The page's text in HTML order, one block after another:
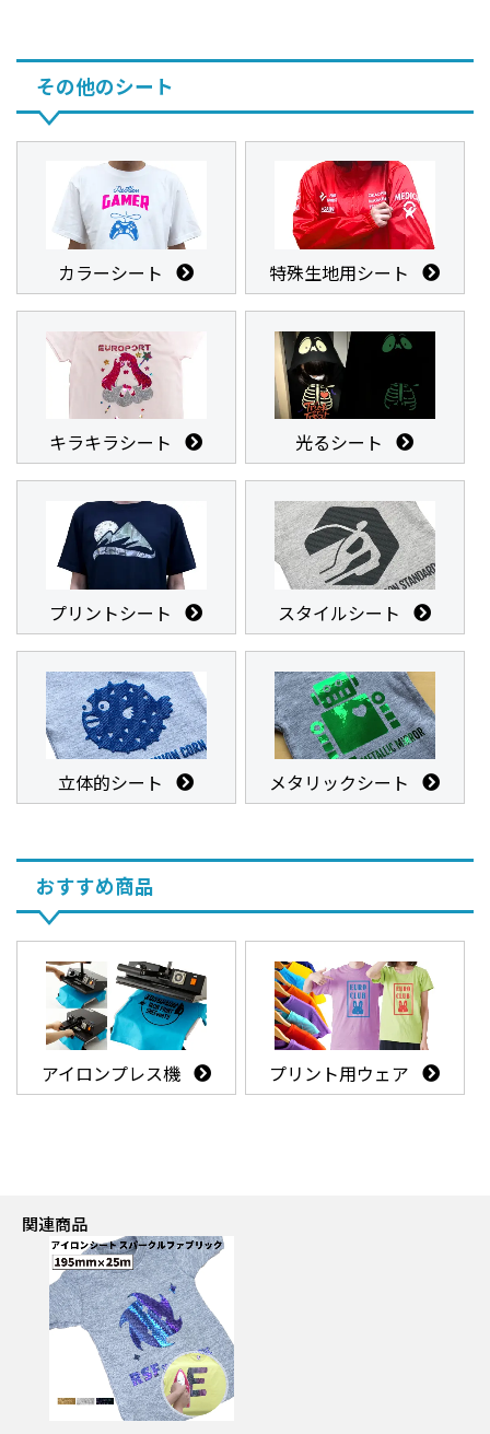
その他のシート
カラーシート 特殊生地用シート
キラキラシート 光るシート
プリントシート スタイルシート
立体的シート メタリックシート
おすすめ商品
アイロンプレス機 プリント用ウェア
関連商品